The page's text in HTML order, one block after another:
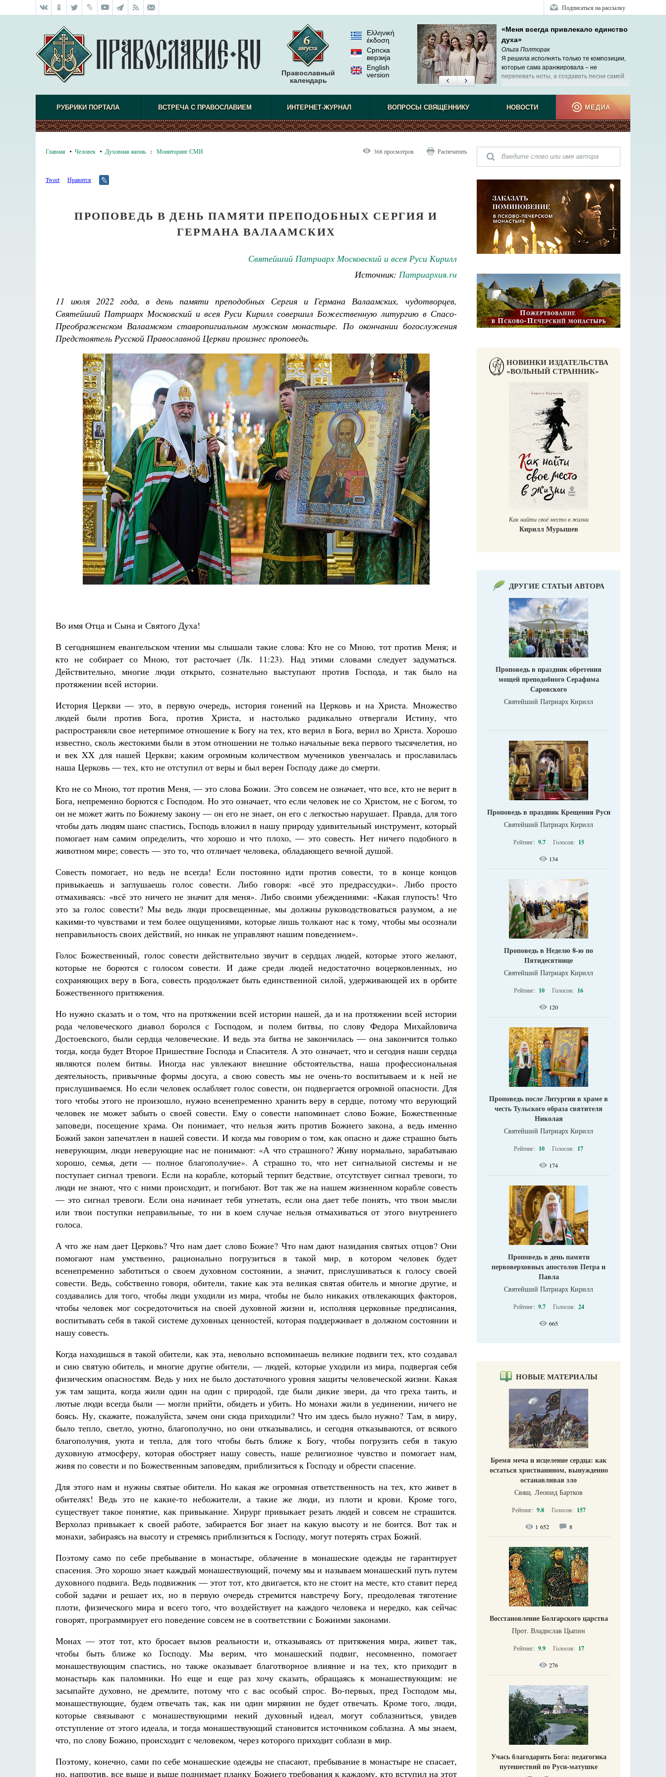
Подписаться на рассылку
Православный
календарь
Ελληνική
έκδοση
Српска
верзиjа
English
version
«Меня всегда привлекало единство
духа»
Ольга Полторак
Я решила исполнять только те композиции,
которые сама аранжировала – не
перепевать ноты, а создавать песни самой.
РУБРИКИ ПОРТАЛА ВСТРЕЧА С ПРАВОСЛАВИЕМ ИНТЕРНЕТ-ЖУРНАЛ ВОПРОСЫ СВЯЩЕННИКУ НОВОСТИ МЕДИА
Главная Человек Духовная жизнь : Мониторинг СМИ 368 просмотров Распечатать
Tweet Нравится
ПРОПОВЕДЬ В ДЕНЬ ПАМЯТИ ПРЕПОДОБНЫХ СЕРГИЯ И
ГЕРМАНА ВАЛААМСКИХ
Святейший Патриарх Московский и всея Руси Кирилл
Источник: Патриархия.ru
11 июля 2022 года, в день памяти преподобных Сергия и Германа Валаамских, чудотворцев,
Святейший Патриарх Московский и всея Руси Кирилл совершил Божественную литургию в Спасо-
Преображенском Валаамском ставропигиальном мужском монастыре. По окончании богослужения
Предстоятель Русской Православной Церкви произнес проповедь.
Во имя Отца и Сына и Святого Духа!
В сегодняшнем евангельском чтении мы слышали такие слова: Кто не со Мною, тот против Меня; и
кто не собирает со Мною, тот расточает (Лк. 11:23). Над этими словами следует задуматься.
Действительно, многие люди открыто, сознательно выступают против Господа, и так было на
протяжении всей истории.
История Церкви — это, в первую очередь, история гонений на Церковь и на Христа. Множество
людей были против Бога, против Христа, и настолько радикально отвергали Истину, что
распространяли свое нетерпимое отношение к Богу на тех, кто верил в Бога, верил во Христа. Хорошо
известно, сколь жестокими были в этом отношении не только начальные века первого тысячелетия, но
и век XX для нашей Церкви; каким огромным количеством мучеников увенчалась и прославилась
наша Церковь — тех, кто не отступил от веры и был верен Господу даже до смерти.
Кто не со Мною, тот против Меня, — это слова Божии. Это совсем не означает, что все, кто не верит в
Бога, непременно борются с Господом. Но это означает, что если человек не со Христом, не с Богом, то
он не может жить по Божиему закону — он его не знает, он его с легкостью нарушает. Правда, для того
чтобы дать людям шанс спастись, Господь вложил в нашу природу удивительный инструмент, который
помогает нам самим определить, что хорошо и что плохо, — это совесть. Нет ничего подобного в
животном мире; совесть — это то, что отличает человека, обладающего вечной душой.
Совесть помогает, но ведь не всегда! Если постоянно идти против совести, то в конце концов
привыкаешь и заглушаешь голос совести. Либо говоря: «всё это предрассудки». Либо просто
отмахиваясь: «всё это ничего не значит для меня». Либо своими убеждениями: «Какая глупость! Что
это за голос совести? Мы ведь люди просвещенные, мы должны руководствоваться разумом, а не
какими-то чувствами и тем более ощущениями, которые лишь толкают нас к тому, чтобы мы осознали
неправильность своих действий, но никак не управляют нашим поведением».
Голос Божественный, голос совести действительно звучит в сердцах людей, которые этого желают,
которые не борются с голосом совести. И даже среди людей недостаточно воцерковленных, но
сохраняющих веру в Бога, совесть продолжает быть единственной силой, удерживающей их в орбите
Божественного притяжения.
Но нужно сказать и о том, что на протяжении всей истории нашей, да и на протяжении всей истории
рода человеческого диавол боролся с Господом, и полем битвы, по слову Федора Михайловича
Достоевского, были сердца человеческие. И ведь эта битва не закончилась — она закончится только
тогда, когда будет Второе Пришествие Господа и Спасителя. А это означает, что и сегодня наши сердца
являются полем битвы. Иногда нас увлекают внешние обстоятельства, наша профессиональная
деятельность, привычные формы досуга, а свою совесть мы не очень-то воспитываем и к ней не
прислушиваемся. Но если человек ослабляет голос совести, он подвергается огромной опасности. Для
того чтобы этого не произошло, нужно всенепременно хранить веру в сердце, потому что верующий
человек не может забыть о своей совести. Ему о совести напоминает слово Божие, Божественные
заповеди, посещение храма. Он понимает, что нельзя жить против Божиего закона, а ведь именно
Божий закон запечатлен в нашей совести. И когда мы говорим о том, как опасно и даже страшно быть
неверующим, люди неверующие нас не понимают: «А что страшного? Живу нормально, зарабатываю
хорошо, семья, дети — полное благополучие». А страшно то, что нет сигнальной системы и не
поступает сигнал тревоги. Если на корабле, который терпит бедствие, отсутствует сигнал тревоги, то
люди не знают, что с ними происходит, и погибают. Вот так же на нашем жизненном корабле совесть
— это сигнал тревоги. Если она начинает тебя угнетать, если она дает тебе понять, что твои мысли
или твои поступки неправильные, то ни в коем случае нельзя отмахиваться от этого внутреннего
голоса.
А что же нам дает Церковь? Что нам дает слово Божие? Что нам дают назидания святых отцов? Они
помогают нам умственно, рационально погрузиться в такой мир, в котором человек будет
всенепременно заботиться о своем духовном состоянии, а значит, прислушиваться к голосу своей
совести. Ведь, собственно говоря, обители, такие как эта великая святая обитель и многие другие, и
создавались для того, чтобы люди уходили из мира, чтобы не было никаких отвлекающих факторов,
чтобы человек мог сосредоточиться на своей духовной жизни и, исполняя церковные предписания,
воспитывать себя в такой системе духовных ценностей, которая поддерживает в должном состоянии и
нашу совесть.
Когда находишься в такой обители, как эта, невольно вспоминаешь великие подвиги тех, кто создавал
и сию святую обитель, и многие другие обители, — людей, которые уходили из мира, подвергая себя
физическим опасностям. Ведь у них не было достаточного уровня защиты человеческой жизни. Какая
уж там защита, когда жили один на один с природой, где были дикие звери, да что греха таить, и
лютые люди всегда были — могли прийти, обидеть и убить. Но монахи жили в уединении, ничего не
боясь. Ну, скажите, пожалуйста, зачем они сюда приходили? Что им здесь было нужно? Там, в миру,
было тепло, светло, уютно, благополучно, но они отказывались, и сегодня отказываются, от всякого
благополучия, уюта и тепла, для того чтобы быть ближе к Богу, чтобы погрузить себя в такую
духовную атмосферу, которая обостряет нашу совесть, наше религиозное чувство и помогает нам,
живя по совести и по Божественным заповедям, приблизиться к Господу и обрести спасение.
Для этого нам и нужны святые обители. Но какая же огромная ответственность на тех, кто живет в
обителях! Ведь это не какие-то небожители, а такие же люди, из плоти и крови. Кроме того,
существует такое понятие, как привыкание. Хирург привыкает резать людей и совсем не страшится.
Верхолаз привыкает к своей работе, забирается Бог знает на какую высоту и не боится. Вот так и
монахи, забираясь на высоту и стремясь приблизиться к Господу, могут потерять страх Божий.
Поэтому само по себе пребывание в монастыре, облачение в монашеские одежды не гарантирует
спасения. Это хорошо знает каждый монашествующий, почему мы и называем монашеский путь путем
духовного подвига. Ведь подвижник — этот тот, кто двигается, кто не стоит на месте, кто ставит перед
собой задачи и решает их, но в первую очередь стремится навстречу Богу, преодолевая тяготение
плоти, физического мира и всего того, что воздействует на каждого человека и нередко, как сейчас
говорят, программирует его поведение совсем не в соответствии с Божиими законами.
Монах — этот тот, кто бросает вызов реальности и, отказываясь от притяжения мира, живет так,
чтобы быть ближе ко Господу. Мы верим, что монашеский подвиг, несомненно, помогает
монашествующим спастись, но также оказывает благотворное влияние и на тех, кто приходит в
монастырь как паломники. Но еще и еще раз хочу сказать, обращаясь к монашествующим: не
засыпайте духовно, не дремлите, потому что с вас особый спрос. Во-первых, пред Господом мы,
монашествующие, будем отвечать так, как ни один мирянин не будет отвечать. Кроме того, люди,
которые связывают с монашествующими некий духовный идеал, могут соблазниться, увидев
отступление от этого идеала, и тогда монашествующий становится источником соблазна. А мы знаем,
что, по слову Божию, происходит с человеком, через которого приходит соблазн в мир.
Поэтому, конечно, сами по себе монашеские одежды не спасают, пребывание в монастыре не спасает,
но, напротив, все выше и выше поднимает планку Божиего требования к каждому, кто вступил на этот
НОВИНКИ ИЗДАТЕЛЬСТВА
«ВОЛЬНЫЙ СТРАННИК»
Как найти своё место в жизни
Кирилл Мурышев
ДРУГИЕ СТАТЬИ АВТОРА
Проповедь в праздник обретения
мощей преподобного Серафима
Саровского
Святейший Патриарх Кирилл
Проповедь в праздник Крещения Руси
Святейший Патриарх Кирилл
Рейтинг: 9.7 Голосов: 15
134
Проповедь в Неделю 8-ю по
Пятидесятнице
Святейший Патриарх Кирилл
Рейтинг: 10 Голосов: 16
120
Проповедь после Литургии в храме в
честь Тульского образа святителя
Николая
Святейший Патриарх Кирилл
Рейтинг: 10 Голосов: 17
174
Проповедь в день памяти
первоверховных апостолов Петра и
Павла
Святейший Патриарх Кирилл
Рейтинг: 9.7 Голосов: 24
665
НОВЫЕ МАТЕРИАЛЫ
Бремя меча и исцеление сердца: как
остаться христианином, вынужденно
останавливая зло
Свящ. Леонид Бартков
Рейтинг: 9.8 Голосов: 157
1 652 8
Восстановление Болгарского царства
Прот. Владислав Цыпин
Рейтинг: 9.9 Голосов: 17
276
Учась благодарить Бога: педагогика
путешествий по Руси-матушке